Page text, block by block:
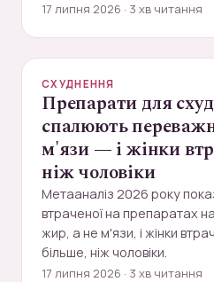
17 липня 2026 · 3 хв читання
СХУДНЕННЯ
Препарати для
спалюють
м'язи — і жінки
ніж чоловіки
Метааналіз 2026 року
втраченої на препаратах
жир, а не м'язи, і жінки
більше, ніж чоловіки.
17 липня 2026 · 3 хв читання